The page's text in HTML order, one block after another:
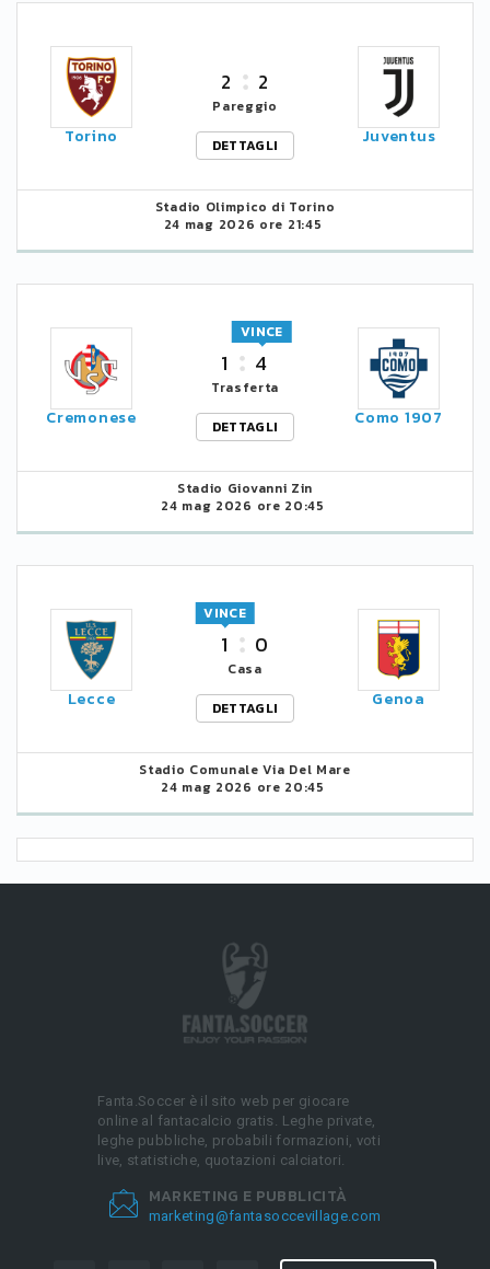
Torino
2 2
Pareggio
DETTAGLI
Juventus
Stadio Olimpico di Torino
24 mag 2026 ore 21:45
Cremonese
1 4
VINCE
Trasferta
DETTAGLI
Como 1907
Stadio Giovanni Zin
24 mag 2026 ore 20:45
Lecce
1
VINCE
0
Casa
DETTAGLI
Genoa
Stadio Comunale Via Del Mare
24 mag 2026 ore 20:45
Fanta.Soccer è il sito web per giocare
online al fantacalcio gratis. Leghe private,
leghe pubbliche, probabili formazioni, voti
live, statistiche, quotazioni calciatori.
MARKETING E PUBBLICITÀ
marketing@fantasoccevillage.com